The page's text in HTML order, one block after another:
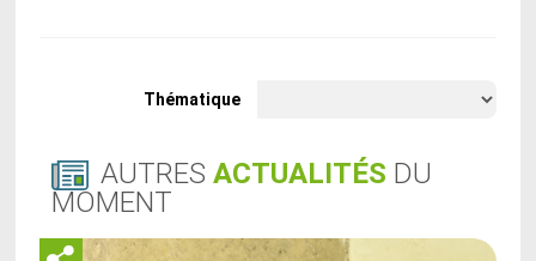
Thématique
AUTRESACTUALITÉS DU
MOMENT